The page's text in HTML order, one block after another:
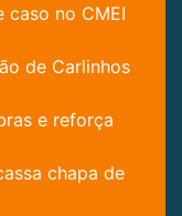
caso no CMEI
de Carlinhos
e reforça
chapa de